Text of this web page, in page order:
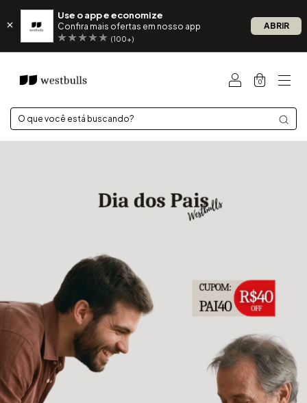
Use o app e economize
Confira mais ofertas em nosso app
(100+)
ABRIR
0